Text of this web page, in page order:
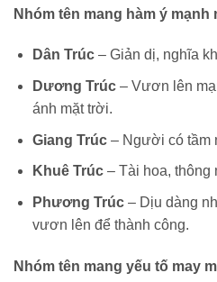
Nhóm tên mang hàm ý mạnh
Dân Trúc– Giản dị, nghĩa
Dương Trúc– Vươn lên
ánh mặt trời.
Giang Trúc– Người có tầm
Khuê Trúc– Tài hoa, thông
Phương Trúc– Dịu dàng
vươn lên để thành công.
Nhóm tên mang yếu tố may